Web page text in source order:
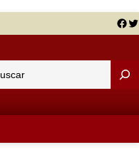
Facebook Twitter